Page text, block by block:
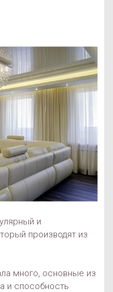
и
производят из
много, основные из
и способность